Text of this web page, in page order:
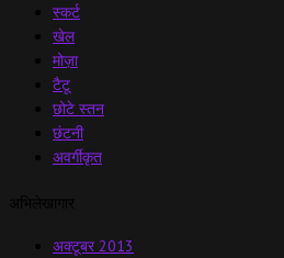
स्कर्ट
खेल
मोज़ा
टैटू
छोटे स्तन
छंटनी
अवर्गीकृत
अक्टूबर 2013